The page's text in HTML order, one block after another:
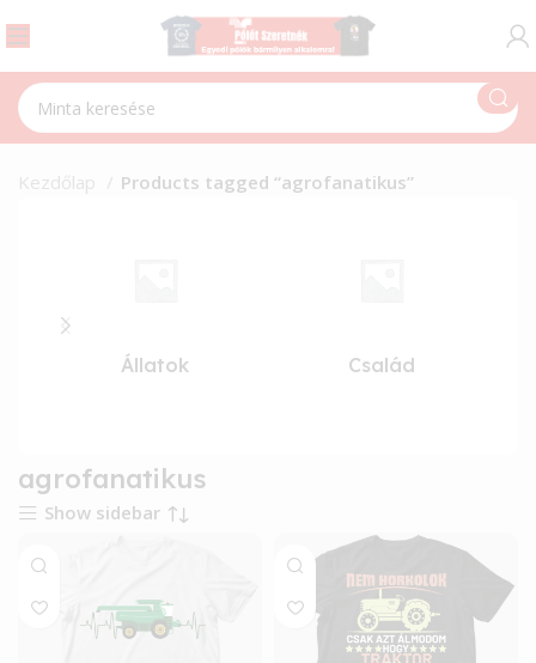
Kezdőlap Products tagged “agrofanatikus”
Állatok Család
agrofanatikus
Show sidebar